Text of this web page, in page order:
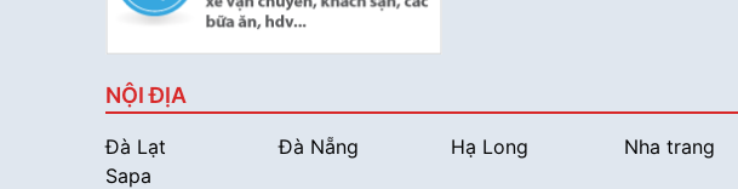
NỘI ĐỊA
Đà Lạt Đà Nẵng Hạ Long
Nha trang
Sapa